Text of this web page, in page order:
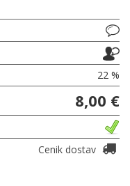
22 %
8,00 €
Cenik dostav